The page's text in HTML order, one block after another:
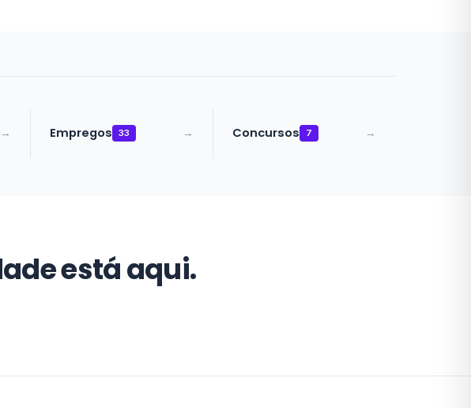
→ Empregos 33 → Concursos 7 →
está aqui.